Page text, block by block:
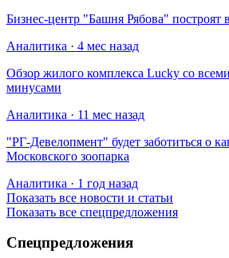
Бизнес-центр "Башня Рябова" построят
Аналитика · 4 мес назад
Обзор жилого комплекса Lucky со
минусами
Аналитика · 11 мес назад
​"РГ-Девелопмент" будет заботиться о
Московского зоопарка
Аналитика · 1 год назад
Показать все новости и статьи
Показать все спецпредложения
Спецпредложения